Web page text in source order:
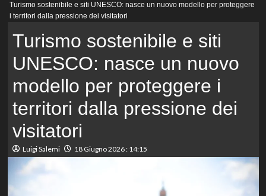
principale
Turismo sostenibile e siti UNESCO: nasce un nuovo modello per proteggere
i territori dalla pressione dei visitatori
Turismo sostenibile e siti
UNESCO: nasce un nuovo
modello per proteggere i
territori dalla pressione dei
visitatori
Luigi Salemi 18 Giugno 2026 : 14:15